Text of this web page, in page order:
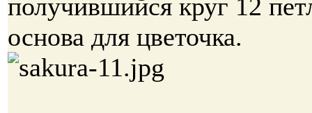
получившийся круг 12
основа для цветочка.